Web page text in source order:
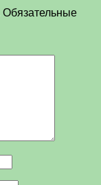
Обязательные